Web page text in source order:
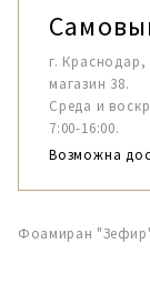
г.
магазин 38.
Среда и
7:00-16:00.
Возможна
Фоамиран